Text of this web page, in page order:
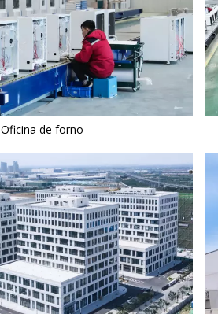
Oficina de forno